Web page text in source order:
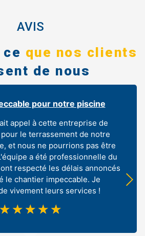
AVIS
que nos clients
de nous
pour notre piscine
appel à cette entreprise de
le terrassement de notre
et nous ne pourrions pas être
a été professionnelle du
respecté les délais annoncés
le chantier impeccable. Je
vivement leurs services !
☆ ☆ ☆ ☆ ☆